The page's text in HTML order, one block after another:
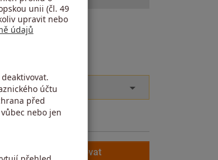
Zkontrolovat